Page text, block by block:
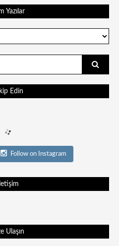
Yazılar
Edin
Follow on Instagram
İletişim
Ulaşın